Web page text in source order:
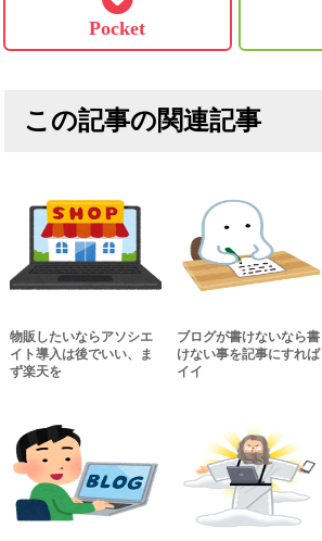
Pocket
この記事の関連記事
物販したいならアソシエ
イト導入は後でいい、ま
ず楽天を
ブログが書けないなら書
けない事を記事にすれば
イイ